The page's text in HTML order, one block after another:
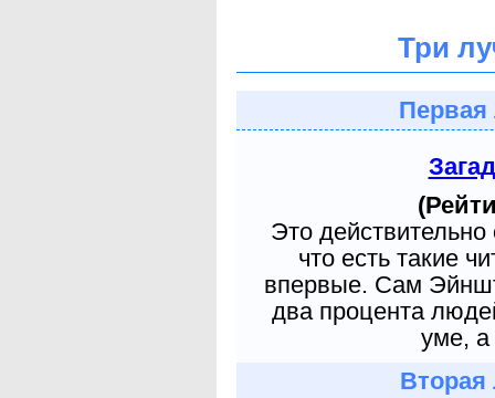
Три
Первая
Это
что есть такие
впервые. Сам
два процента
уме, а
Вторая